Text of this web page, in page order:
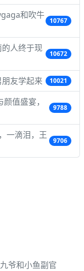
和吹牛
10767
人终于现
10672
友学起来 10021
值盛宴，
9788
一滴泪，王
9706
爷和小鱼副官